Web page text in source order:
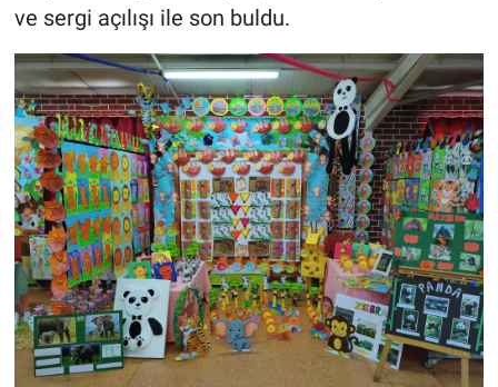
ve sergi açılışı ile son buldu.